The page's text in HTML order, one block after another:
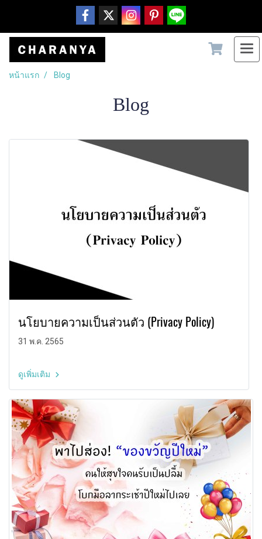
หน้าแรก Blog
Blog
นโยบายความเป็นส่วนตัว (Privacy Policy)
31 พ.ค. 2565
ดูเพิ่มเติม